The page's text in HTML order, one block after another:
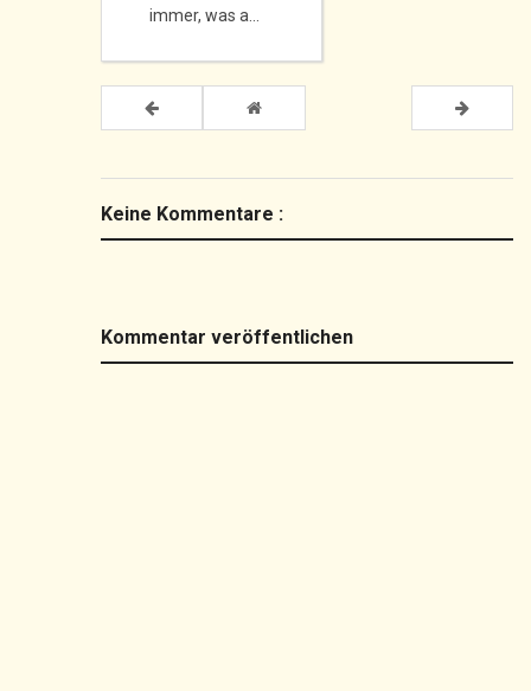
immer, was a...
Keine Kommentare :
Kommentar veröffentlichen